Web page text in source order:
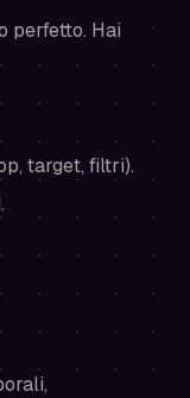
perfetto. Hai
target, filtri).
.